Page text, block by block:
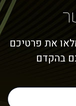
את פרטיכם
בהקדם